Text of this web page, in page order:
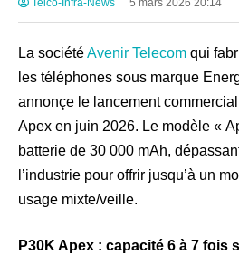
Telco-Infra-News 5 mars 2026 20:14
La sociétéAvenir Telecom qui
les téléphones sous marque
annonçe le lancement
Apex en juin 2026. Le modèle «
batterie de 30 000 mAh,
l’industrie pour offrir jusqu’à un
usage mixte/veille.
P30K Apex : capacité 6 à 7 fois